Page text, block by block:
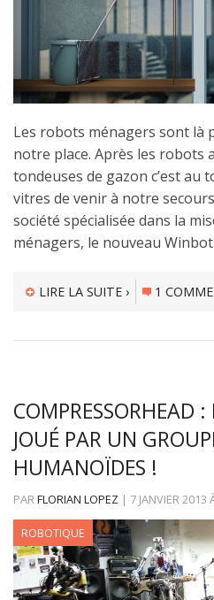
Les robots ménagers sont là
notre place. Après les robots
tondeuses de gazon c’est au
vitres de venir à notre
société spécialisée dans la
ménagers, le nouveau
LIRE LA SUITE › 1
COMPRESSORHEAD
JOUÉ PAR UN
HUMANOÏDES !
PARFLORIAN LOPEZ | 7 JANVIER 2013
ROBOTIQUE